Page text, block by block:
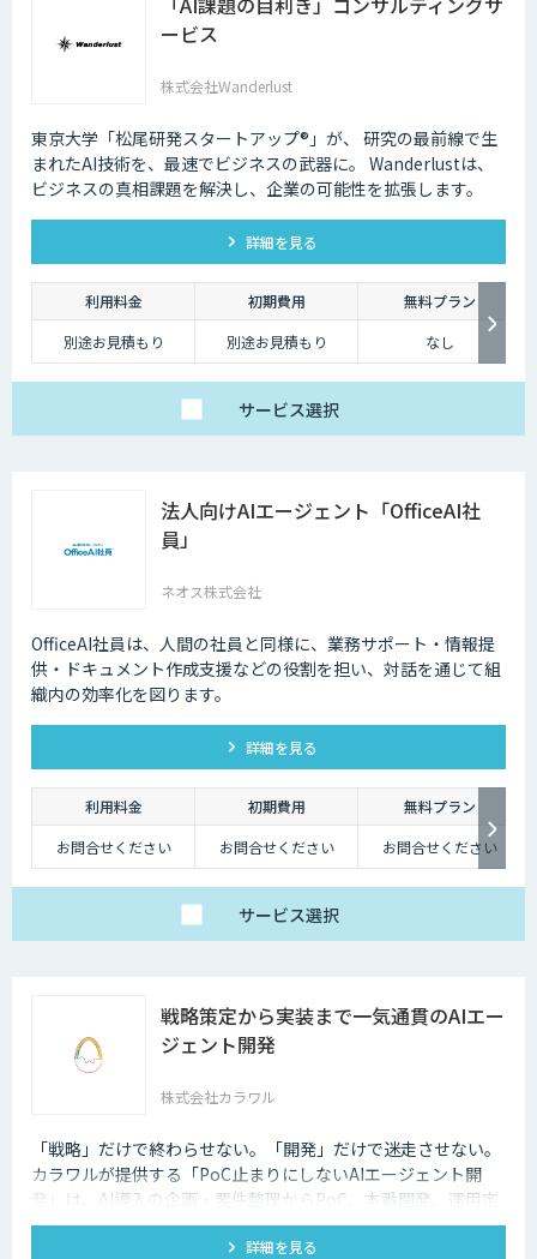
ービス
株式会社Wanderlust
東京大学「松尾研発スタートアップ®︎」が、 研究の最前線で生
まれたAI技術を、最速でビジネスの武器に。 Wanderlustは、
ビジネスの真相課題を解決し、企業の可能性を拡張します。
詳細を見る
利用料金 初期費用
無料プラン
別途お見積もり
別途お見積もり なし
サービス選択
法人向けAIエージェント「OfficeAI社
員」
ネオス株式会社
OfficeAI社員は、人間の社員と同様に、業務サポート・情報提
供・ドキュメント作成支援などの役割を担い、対話を通じて組
織内の効率化を図ります。
詳細を見る
利用料金 初期費用
無料プラン
お問合せください
お問合せください お問合せください
サービス選択
戦略策定から実装まで一気通貫のAIエー
ジェント開発
株式会社カラワル
「戦略」だけで終わらせない。「開発」だけで迷走させない。
カラワルが提供する「PoC止まりにしないAIエージェント開
発」は、AI導入の企画・要件整理からPoC、本番開発、運用定
着までを一気通貫で支援する受託開発サービスです。
詳細を見る